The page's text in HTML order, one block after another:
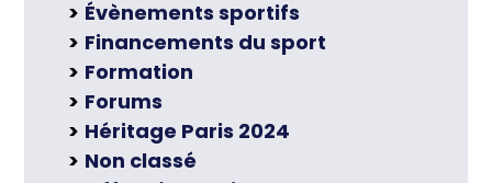
Évènements sportifs
Financements du sport
Formation
Forums
Héritage Paris 2024
Non classé